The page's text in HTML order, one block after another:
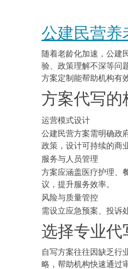
公建民营养
随着老龄化加速，公建
验、政策理解不深等问
方案定制能帮助机构有
方案代写的
运营模式设计
公建民营方案需明确政
政策，设计可持续的商
服务与人员管理
方案应涵盖医疗护理、
议，提升服务效率。
风险与质量管控
需设立应急预案、投诉
选择专业代
自写方案往往因缺乏行
略，帮助机构快速通过